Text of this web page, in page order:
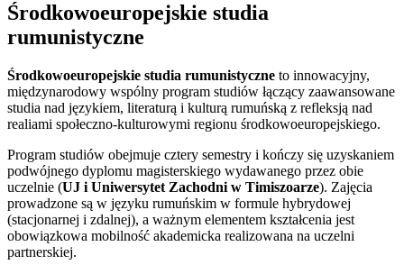
Środkowoeuropejskie studia
rumunistyczne
Środkowoeuropejskie studia rumunistyczne to innowacyjny,
międzynarodowy wspólny program studiów łączący zaawansowane
studia nad językiem, literaturą i kulturą rumuńską z refleksją nad
realiami społeczno-kulturowymi regionu środkowoeuropejskiego.
Program studiów obejmuje cztery semestry i kończy się uzyskaniem
podwójnego dyplomu magisterskiego wydawanego przez obie
uczelnie (UJ i Uniwersytet Zachodni w Timiszoarze). Zajęcia
prowadzone są w języku rumuńskim w formule hybrydowej
(stacjonarnej i zdalnej), a ważnym elementem kształcenia jest
obowiązkowa mobilność akademicka realizowana na uczelni
partnerskiej.